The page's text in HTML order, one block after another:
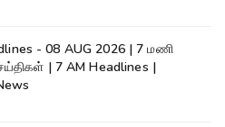
- 08 AUG 2026 | 7 மணி
| 7 AM Headlines |